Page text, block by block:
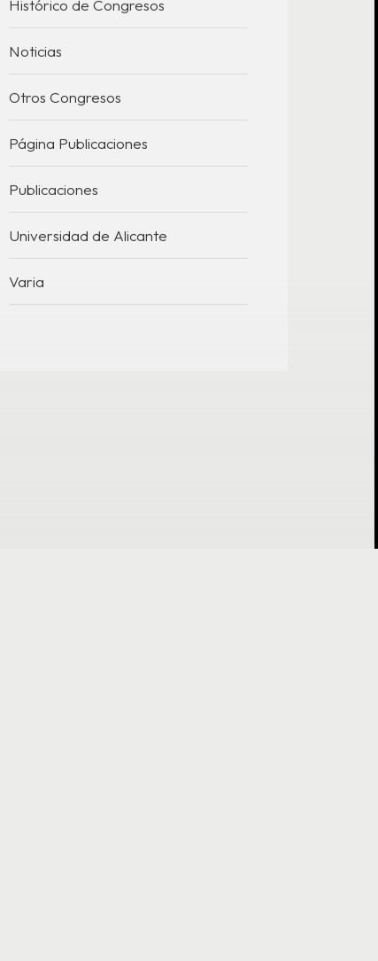
Histórico de Congresos
Noticias
Otros Congresos
Página Publicaciones
Publicaciones
Universidad de Alicante
Varia